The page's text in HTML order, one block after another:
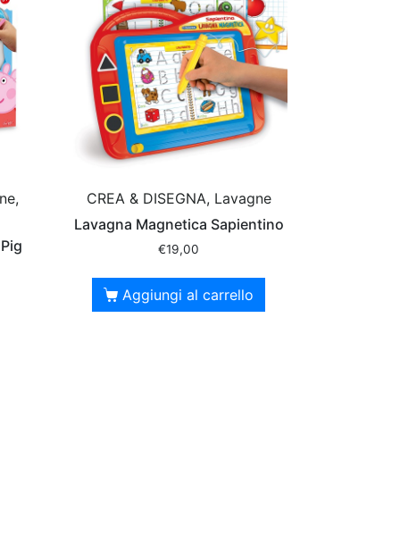
CREA & DISEGNA, Lavagne
Lavagna Magnetica Sapientino
€19,00
Aggiungi al carrello